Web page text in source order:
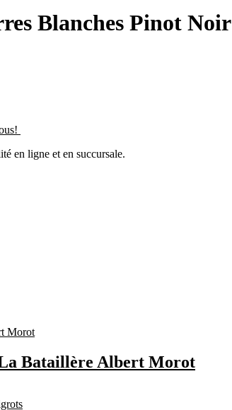
Blanches Pinot Noir
en ligne et en succursale.
Bataillère Albert Morot